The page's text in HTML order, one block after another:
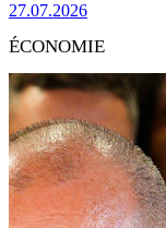
27.07.2026
ÉCONOMIE